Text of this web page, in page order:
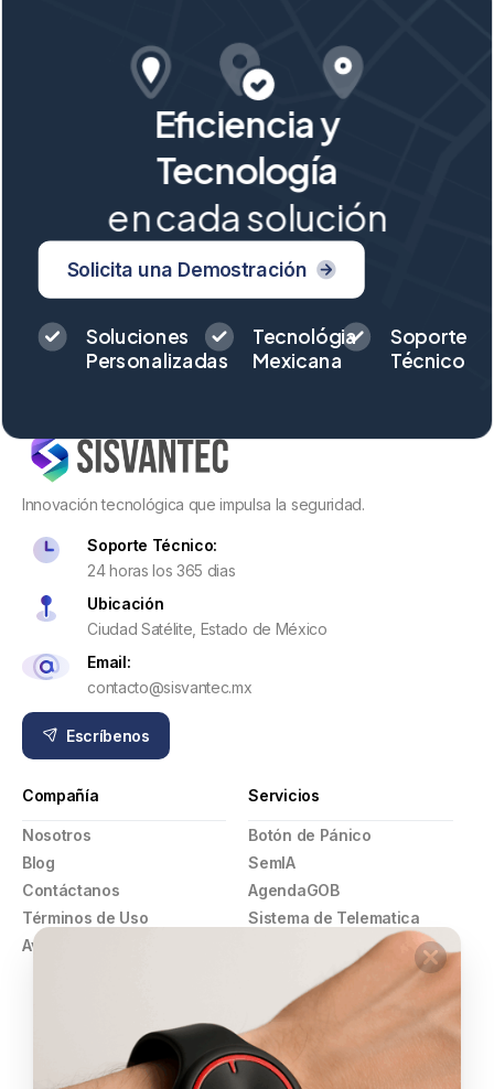
Eficiencia y
Tecnología
en cada solución
Solicita una Demostración
Soluciones
Personalizadas
Tecnológia
Mexicana
Soporte
Técnico
Innovación tecnológica que impulsa la seguridad.
Soporte Técnico:
24 horas los 365 dias
Ubicación
Ciudad Satélite, Estado de México
Email:
contacto@sisvantec.mx
Escríbenos
Compañía
Nosotros
Blog
Contáctanos
Términos de Uso
Aviso de Privacidad
Servicios
Botón de Pánico
SemIA
AgendaGOB
Sistema de Telematica
Pulsera Violeta
Botón de Pánico
Comercios
Alarmas y Video Vigilancia